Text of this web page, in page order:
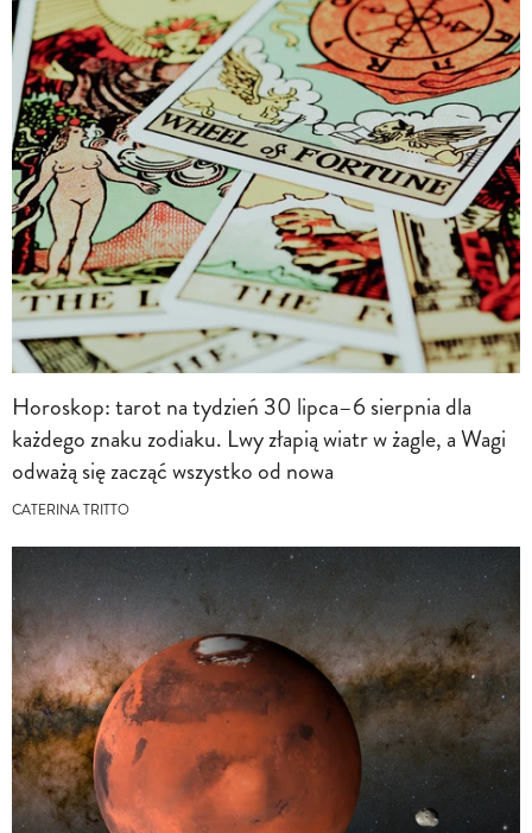
Horoskop: tarot na tydzień 30 lipca–6 sierpnia dla
każdego znaku zodiaku. Lwy złapią wiatr w żagle, a Wagi
odważą się zacząć wszystko od nowa
CATERINA TRITTO